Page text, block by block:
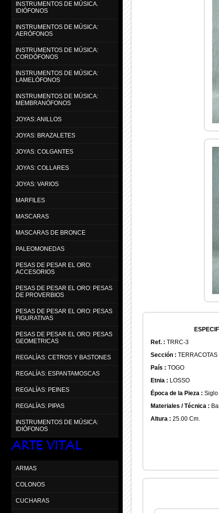
Ref. : TRRC-3
Sección : TERRACOTAS
País : TOGO
Etnia : LOSSO
Época de la Pieza : Siglo
Materiales / Técnica :
Altura : 25.00 Cm.
INSTRUMENTOS DE MÚSICA.
IDIÓFONOS
INSTRUMENTOS DE MÚSICA:
AERÓFONOS
INSTRUMENTOS DE MÚSICA:
CORDÓFONOS
INSTRUMENTOS DE MÚSICA:
LAMELÓFONOS
INSTRUMENTOS DE MÚSICA:
MEMBRANÓFONOS
JOYAS: ANILLOS
JOYAS: BRAZALETES
JOYAS: COLGANTES
JOYAS: COLLARES
JOYAS: VARIOS
MARFILES
MASCARAS
MASCARAS DE BRONCE
PALEOMONEDAS
PESAS DE PESAR EL ORO:
ACCESORIOS
PESAS DE PESAR EL ORO: PESAS
DE PROVERBIOS
PESAS DE PESAR EL ORO: PESAS
FIGURATIVAS
PESAS DE PESAR EL ORO: PESAS
GEOMETRICAS
REGALÍAS: CETROS Y BASTONES
REGALÍAS: ESPANTAMOSCAS
REGALÍAS: PEINES
REGALÍAS: PIPAS
INSTRUMENTOS DE MÚSICA:
IDIÓFONOS
ARTE VITAL
ARMAS
COLONOS
CUCHARAS